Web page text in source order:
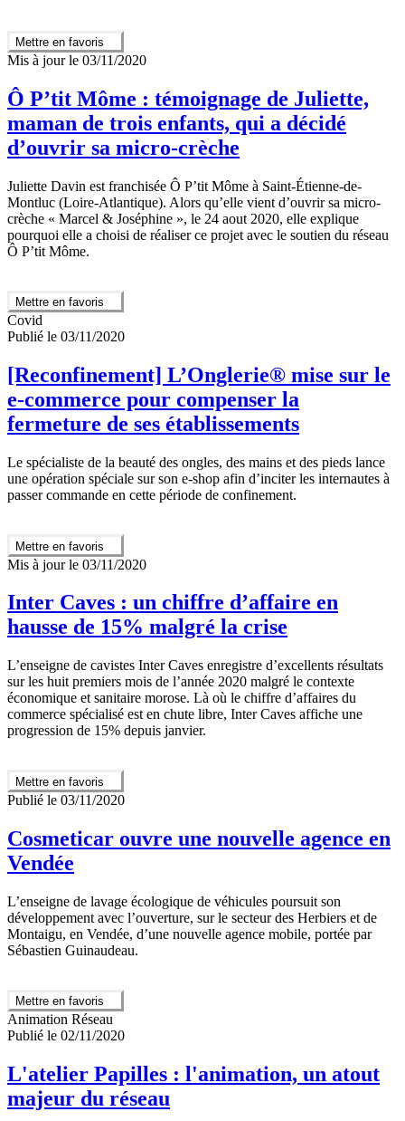
Mettre en favoris
Mis à jour le 03/11/2020
Ô P’tit Môme : témoignage de Juliette,
maman de trois enfants, qui a décidé
d’ouvrir sa micro-crèche
Juliette Davin est franchisée Ô P’tit Môme à Saint-Étienne-de-
Montluc (Loire-Atlantique). Alors qu’elle vient d’ouvrir sa micro-
crèche « Marcel & Joséphine », le 24 aout 2020, elle explique
pourquoi elle a choisi de réaliser ce projet avec le soutien du réseau
Ô P’tit Môme.
Mettre en favoris
Covid
Publié le 03/11/2020
[Reconfinement] L’Onglerie® mise sur le
e-commerce pour compenser la
fermeture de ses établissements
Le spécialiste de la beauté des ongles, des mains et des pieds lance
une opération spéciale sur son e-shop afin d’inciter les internautes à
passer commande en cette période de confinement.
Mettre en favoris
Mis à jour le 03/11/2020
Inter Caves : un chiffre d’affaire en
hausse de 15% malgré la crise
L’enseigne de cavistes Inter Caves enregistre d’excellents résultats
sur les huit premiers mois de l’année 2020 malgré le contexte
économique et sanitaire morose. Là où le chiffre d’affaires du
commerce spécialisé est en chute libre, Inter Caves affiche une
progression de 15% depuis janvier.
Mettre en favoris
Publié le 03/11/2020
Cosmeticar ouvre une nouvelle agence en
Vendée
L’enseigne de lavage écologique de véhicules poursuit son
développement avec l’ouverture, sur le secteur des Herbiers et de
Montaigu, en Vendée, d’une nouvelle agence mobile, portée par
Sébastien Guinaudeau.
Mettre en favoris
Animation Réseau
Publié le 02/11/2020
L'atelier Papilles : l'animation, un atout
majeur du réseau